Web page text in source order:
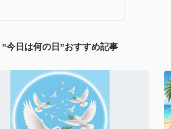
”今日は何の日”おすすめ記事